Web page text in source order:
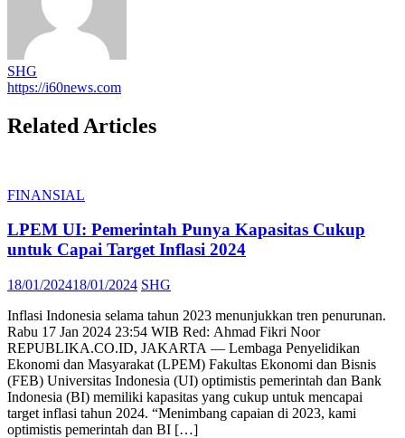
SHG
https://i60news.com
Related Articles
FINANSIAL
LPEM UI: Pemerintah Punya Kapasitas Cukup
untuk Capai Target Inflasi 2024
Posted
18/01/202418/01/2024 Author
SHG
Inflasi Indonesia selama tahun 2023 menunjukkan tren penurunan.
Rabu 17 Jan 2024 23:54 WIB Red: Ahmad Fikri Noor
REPUBLIKA.CO.ID, JAKARTA — Lembaga Penyelidikan
Ekonomi dan Masyarakat (LPEM) Fakultas Ekonomi dan Bisnis
(FEB) Universitas Indonesia (UI) optimistis pemerintah dan Bank
Indonesia (BI) memiliki kapasitas yang cukup untuk mencapai
target inflasi tahun 2024. “Menimbang capaian di 2023, kami
optimistis pemerintah dan BI […]